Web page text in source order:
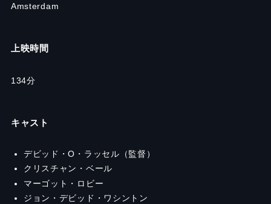
Amsterdam
上映時間
134分
キャスト
デビッド・O・ラッセル（監督）
クリスチャン・ベール
マーゴット・ロビー
ジョン・デビッド・ワシントン